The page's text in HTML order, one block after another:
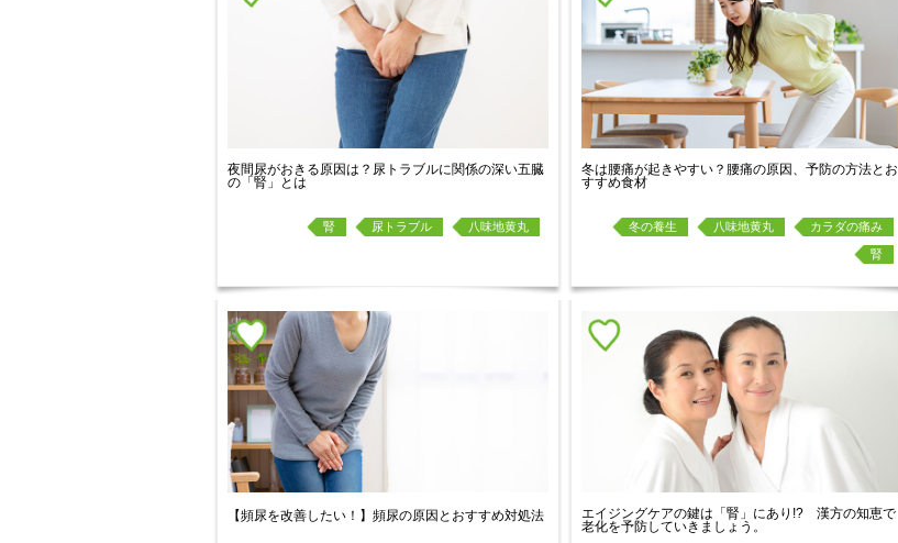
夜間尿がおきる原因は？尿トラブルに関係の深い五臓
の「腎」とは
八味地黄丸
尿トラブル
腎
冬は腰痛が起きやすい？腰痛の原因、予防の方法とお
すすめ食材
カラダの痛み
八味地黄丸
冬の養生
腎
【頻尿を改善したい！】頻尿の原因とおすすめ対処法
エイジングケアの鍵は「腎」にあり!? 漢方の知恵で
老化を予防していきましょう。